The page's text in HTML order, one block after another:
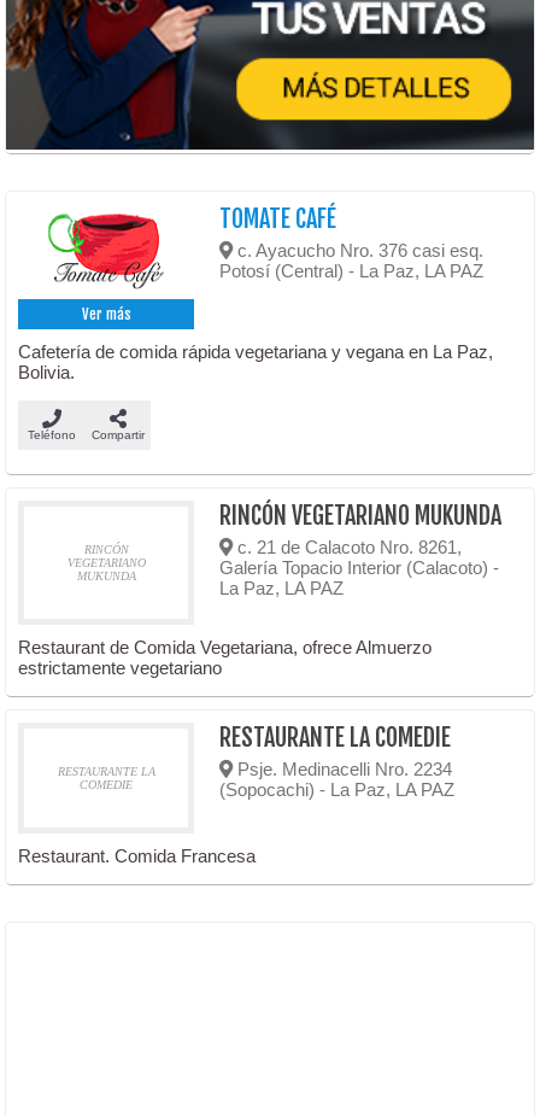
Ver más
TOMATE CAFÉ
c. Ayacucho Nro. 376 casi esq.
Potosí (Central) - La Paz, LA PAZ
Cafetería de comida rápida vegetariana y vegana en La Paz,
Bolivia.
Teléfono Compartir
RINCÓN
VEGETARIANO
MUKUNDA
RINCÓN VEGETARIANO MUKUNDA
c. 21 de Calacoto Nro. 8261,
Galería Topacio Interior (Calacoto) -
La Paz, LA PAZ
Restaurant de Comida Vegetariana, ofrece Almuerzo
estrictamente vegetariano
RESTAURANTE LA
COMEDIE
RESTAURANTE LA COMEDIE
Psje. Medinacelli Nro. 2234
(Sopocachi) - La Paz, LA PAZ
Restaurant. Comida Francesa